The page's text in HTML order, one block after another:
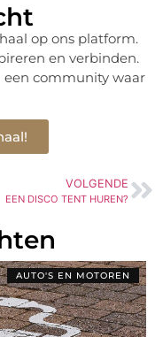
op ons platform.
en verbinden.
een community waar
VOLGENDE
EEN DISCO TENT HUREN?
AUTO'S EN MOTOREN